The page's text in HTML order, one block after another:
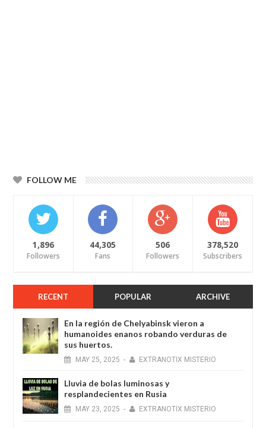
FOLLOW ME
1,896
Followers
44,305
Fans
506
Followers
378,520
Subscribers
RECENT POPULAR ARCHIVE
En la región de Chelyabinsk vieron a
humanoides enanos robando verduras de
sus huertos.
MAY 25, 2025 - EXTRANOTIX MISTERIO
Lluvia de bolas luminosas y
resplandecientes en Rusia
MAY 23, 2025 - EXTRANOTIX MISTERIO